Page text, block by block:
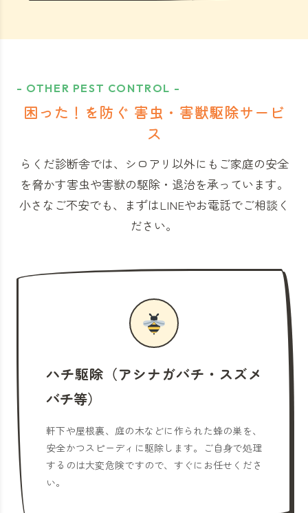
- OTHER PEST CONTROL -
困った！を防ぐ 害虫・害獣駆除サービ
ス
らくだ診断舎では、シロアリ以外にもご家庭の安全
を脅かす害虫や害獣の駆除・退治を承っています。
小さなご不安でも、まずはLINEやお電話でご相談く
ださい。
ハチ駆除（アシナガバチ・スズメ
バチ等）
軒下や屋根裏、庭の木などに作られた蜂の巣を、
安全かつスピーディに駆除します。ご自身で処理
するのは大変危険ですので、すぐにお任せくださ
い。